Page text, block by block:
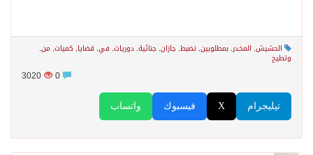
الحشيش, المخدر, بمطلوبين, تضبط, جازان, جنائية, دوريات, في, قضايا, كميات, من,
وتطيح
3020
واتساب فيسبوك X تيليجرام